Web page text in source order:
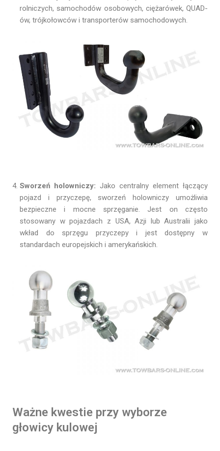
rolniczych, samochodów osobowych, ciężarówek, QUAD-
ów, trójkołowców i transporterów samochodowych.
Sworzeń holowniczy: Jako centralny element łączący
pojazd i przyczepę, sworzeń holowniczy umożliwia
bezpieczne i mocne sprzęganie. Jest on często
stosowany w pojazdach z USA, Azji lub Australii jako
wkład do sprzęgu przyczepy i jest dostępny w
standardach europejskich i amerykańskich.
Ważne kwestie przy wyborze
głowicy kulowej